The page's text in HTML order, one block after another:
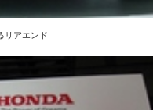
リアエンド